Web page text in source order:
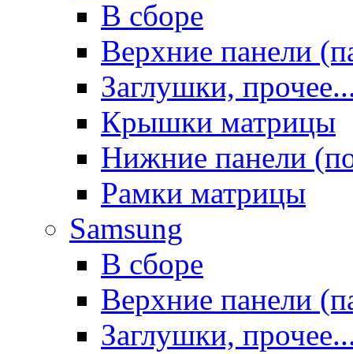
В сборе
Верхние панели
Заглушки,
Крышки матрицы
Нижние панели
Рамки матрицы
Samsung
В сборе
Верхние панели
Заглушки,